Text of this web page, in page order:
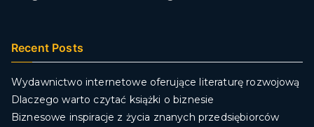
Recent Posts
Wydawnictwo internetowe oferujące literaturę rozwojową
Dlaczego warto czytać książki o biznesie
Biznesowe inspiracje z życia znanych przedsiębiorców